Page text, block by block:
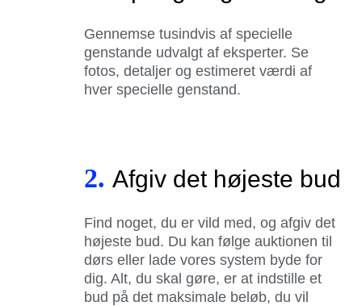
Gennemse tusindvis af specielle
genstande udvalgt af eksperter. Se
fotos, detaljer og estimeret værdi af
hver specielle genstand.
2. Afgiv det højeste bud
Find noget, du er vild med, og afgiv det
højeste bud. Du kan følge auktionen til
dørs eller lade vores system byde for
dig. Alt, du skal gøre, er at indstille et
bud på det maksimale beløb, du vil